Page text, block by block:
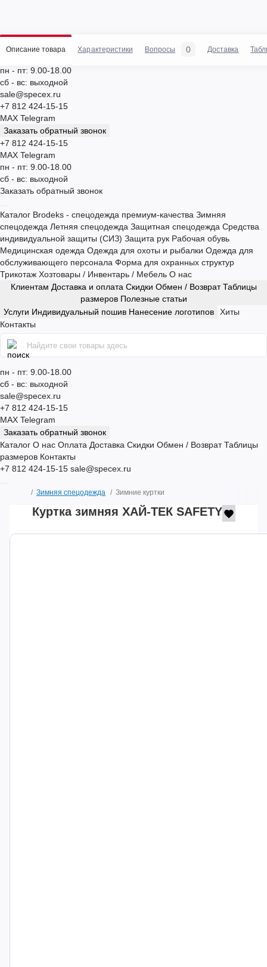
пн - пт: 9.00-18.00
сб - вс: выходной
sale@specex.ru
+7 812 424-15-15
MAX Telegram
Заказать обратный звонок
+7 812 424-15-15
MAX Telegram
пн - пт: 9.00-18.00
сб - вс: выходной
Заказать обратный звонок
Каталог Brodeks - спецодежда премиум-качества Зимняя
спецодежда Летняя спецодежда Защитная спецодежда Средства
индивидуальной защиты (СИЗ) Защита рук Рабочая обувь
Медицинская одежда Одежда для охоты и рыбалки Одежда для
обслуживающего персонала Форма для охранных структур
Трикотаж Хозтовары / Инвентарь / Мебель О нас
Клиентам Доставка и оплата Скидки Обмен / ВозвратТаблицы
размеров Полезные статьи
Услуги Индивидуальный пошив Нанесение логотипов
Хиты
Контакты
пн - пт: 9.00-18.00
сб - вс: выходной
sale@specex.ru
+7 812 424-15-15
MAX Telegram
Заказать обратный звонок
Каталог О нас Оплата Доставка Скидки Обмен / Возврат Таблицы
размеров Контакты
+7 812 424-15-15 sale@specex.ru
Зимняя спецодежда Зимние куртки
Куртка зимняя ХАЙ-ТЕК SAFETY
Описание товара Характеристики Вопросы 0 Доставка